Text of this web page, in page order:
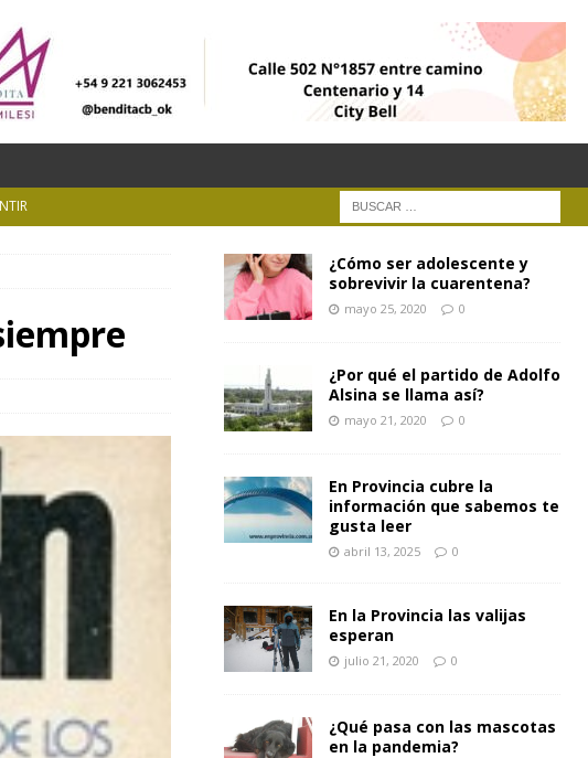
¿Cómo ser adolescente y
sobrevivir la cuarentena?
mayo 25, 2020 0
¿Por qué el partido de Adolfo
Alsina se llama así?
mayo 21, 2020 0
En Provincia cubre la
información que sabemos te
gusta leer
abril 13, 2025 0
En la Provincia las valijas
esperan
julio 21, 2020 0
¿Qué pasa con las mascotas
en la pandemia?